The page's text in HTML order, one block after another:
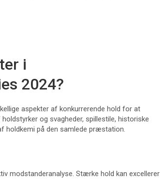
i
2024?
aspekter af konkurrerende hold for at
og svagheder, spillestile, historiske
holdkemi på den samlede præstation.
modstanderanalyse. Stærke hold kan excellerer